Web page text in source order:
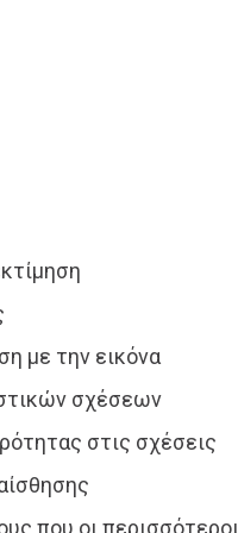
με την εικόνα
σχέσεων
στις σχέσεις
που οι